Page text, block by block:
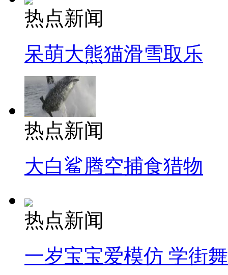
热点新闻
呆萌大熊猫滑雪取乐
热点新闻
大白鲨腾空捕食猎物
热点新闻
一岁宝宝爱模仿 学街